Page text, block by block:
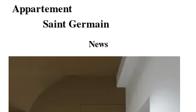
Appartement
Saint Germain
News